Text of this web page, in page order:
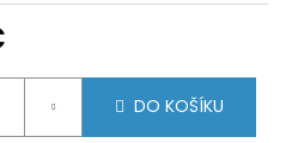
DO KOŠÍKU